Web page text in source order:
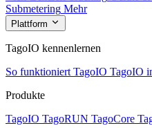
Submetering Mehr
Plattform
TagoIO kennenlernen
So funktioniert TagoIO TagoIO
Produkte
TagoIO TagoRUN TagoCore